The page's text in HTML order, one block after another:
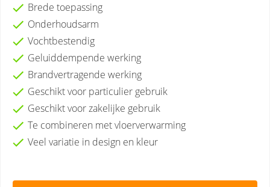
Brede toepassing
Onderhoudsarm
Vochtbestendig
Geluiddempende werking
Brandvertragende werking
Geschikt voor particulier gebruik
Geschikt voor zakelijke gebruik
Te combineren met vloerverwarming
Veel variatie in design en kleur